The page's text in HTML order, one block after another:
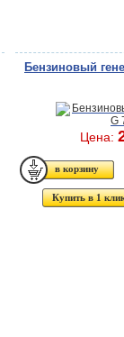
Бензиновый
Цена:
Купить в 1